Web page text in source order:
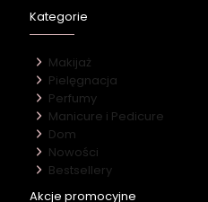
Kategorie
Makijaż
Pielęgnacja
Perfumy
Manicure i Pedicure
Dom
Nowości
Bestsellery
Akcje promocyjne